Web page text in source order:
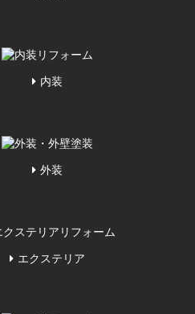
内装
外装
エクステリア